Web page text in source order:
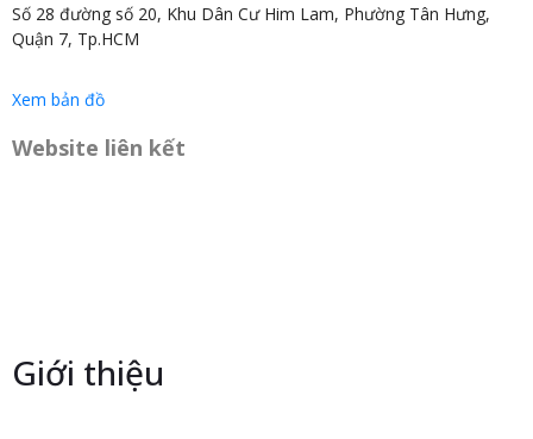
Số 28 đường số 20, Khu Dân Cư Him Lam, Phường Tân Hưng,
Quận 7, Tp.HCM
Xem bản đồ
Website liên kết
Giới thiệu